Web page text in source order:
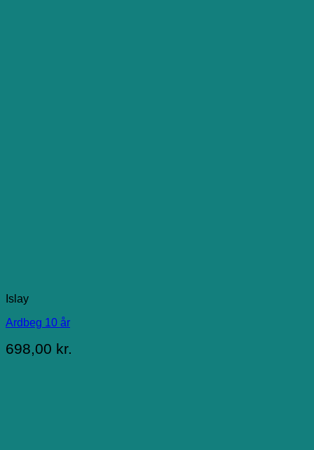
Islay
Ardbeg 10 år
698,00 kr.